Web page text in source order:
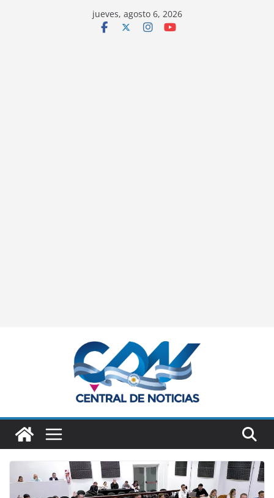
jueves, agosto 6, 2026